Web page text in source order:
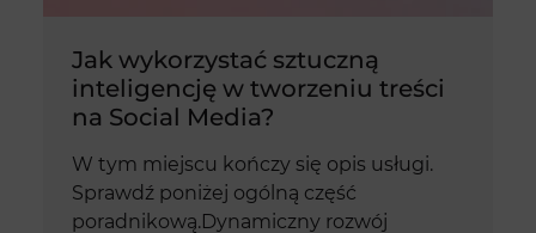
Jak wykorzystać sztuczną
inteligencję w tworzeniu treści
na Social Media?
W tym miejscu kończy się opis usługi.
Sprawdź poniżej ogólną część
poradnikową.Dynamiczny rozwój